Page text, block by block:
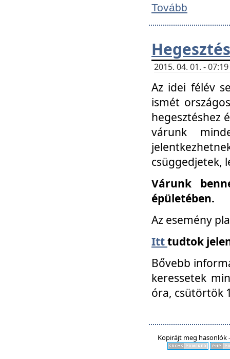
Tovább
2015. 04. 01. -
Az idei félév
ismét
hegesztéshez
várunk
csüggedjetek,
Várunk
épületében.
Az esemény
Itttudtok
Bővebb
keressetek
óra, csütörtök
Kopirájt meg hasonlók